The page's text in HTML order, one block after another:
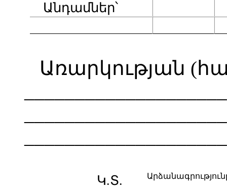
Անդամներ՝
Առարկության
Կ.Տ.